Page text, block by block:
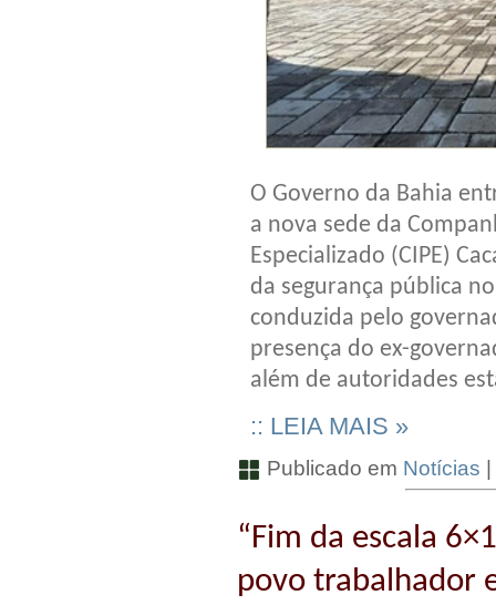
O Governo da Bahia
a nova sede da
Especializado (CIPE)
da segurança pública
conduzida pelo
presença do ex-
além de autoridades
:: LEIA MAIS »
Publicado em Notícias |
“Fim da escala
povo trabalhador